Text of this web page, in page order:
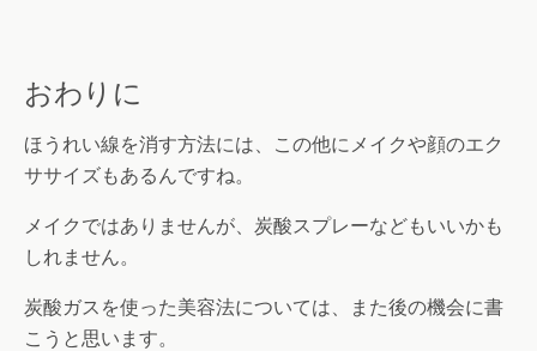
おわりに
ほうれい線を消す方法には、この他にメイクや顔のエク
ササイズもあるんですね。
メイクではありませんが、炭酸スプレーなどもいいかも
しれません。
炭酸ガスを使った美容法については、また後の機会に書
こうと思います。